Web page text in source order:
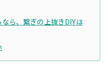
ら、繋ぎの上抜きDIYは